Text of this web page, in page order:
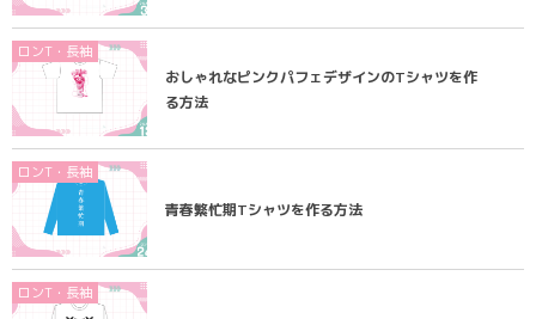
ロンT・長袖
おしゃれなピンクパフェデザインのTシャツを作
る方法
ロンT・長袖
青春繁忙期Tシャツを作る方法
ロンT・長袖